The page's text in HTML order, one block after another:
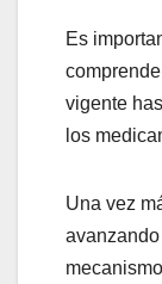
Es
vigente
los
Una vez